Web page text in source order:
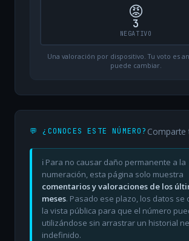
😡
3
NEGATIVO
Una valoración por dispositivo. Tu voto es
puede cambiar.
💬 ¿CONOCES ESTE NÚMERO? Comparte
ℹ️ Para no causar daño permanente a la
numeración, esta página solo muestra
comentarios y valoraciones de los
meses. Pasado ese plazo, los datos se
la vista pública para que el número
utilizándose sin arrastrar un historial
indefinido.